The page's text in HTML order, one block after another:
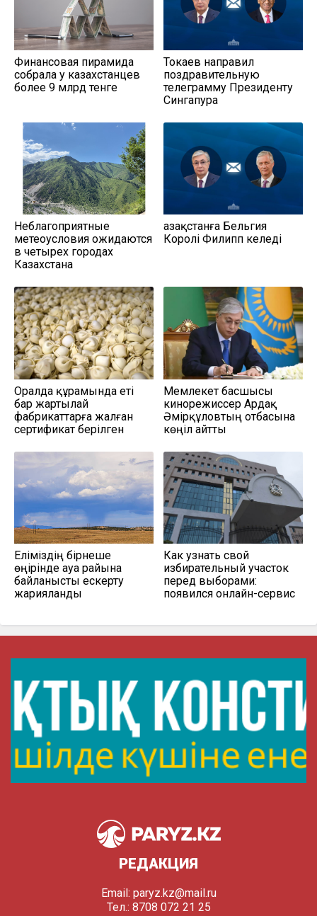
Финансовая пирамида
собрала у казахстанцев
более 9 млрд тенге
Токаев направил
поздравительную
телеграмму Президенту
Сингапура
Неблагоприятные
метеоусловия ожидаются
в четырех городах
Казахстана
Қазақстанға Бельгия
Королі Филипп келеді
Оралда құрамында еті
бар жартылай
фабрикаттарға жалған
сертификат берілген
Мемлекет басшысы
кинорежиссер Ардақ
Әмірқұловтың отбасына
көңіл айтты
Еліміздің бірнеше
өңірінде ауа райына
байланысты ескерту
жарияланды
Как узнать свой
избирательный участок
перед выборами:
появился онлайн-сервис
РЕДАКЦИЯ
Email: paryz.kz@mail.ru
Тел.: 8708 072 21 25